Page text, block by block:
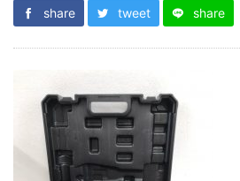
share tweet share